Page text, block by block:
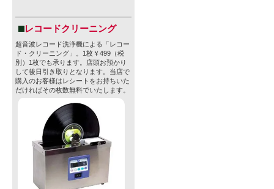
レコードクリーニング
超音波レコード洗浄機による「レコー
ド・クリーニング」。1枚￥499（税
別）1枚でも承ります。店頭お預かり
して後日引き取りとなります。当店で
購入のお客様はレシートをお持ちいた
だければその枚数無料でいたします。